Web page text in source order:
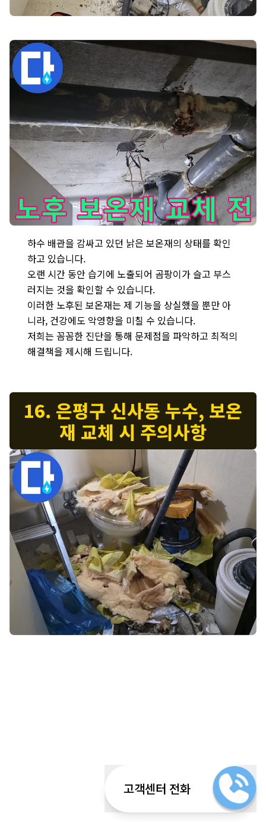
하수 배관을 감싸고 있던 낡은 보온재의 상태를 확인
하고 있습니다.
오랜 시간 동안 습기에 노출되어 곰팡이가 슬고 부스
러지는 것을 확인할 수 있습니다.
이러한 노후된 보온재는 제 기능을 상실했을 뿐만 아
니라, 건강에도 악영향을 미칠 수 있습니다.
저희는 꼼꼼한 진단을 통해 문제점을 파악하고 최적의
해결책을 제시해 드립니다.
16. 은평구 신사동 누수, 보온
재 교체 시 주의사항
고객센터 전화